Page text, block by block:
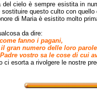
del cielo è sempre esistita in
questo culto con quello
di Maria è esistito molto
da dire:
fanno i pagani,
gran numero delle loro
vostro sa le cose di cui
ci esorta a rivolgere le nostre